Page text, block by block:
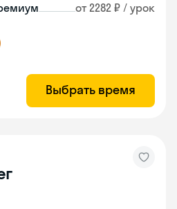
от 2282 ₽ / урок
Выбрать время